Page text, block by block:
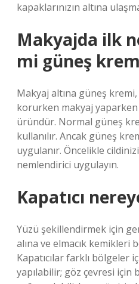
kapaklarınızın altına
Makyajda ilk
mi güneş
Makyaj altına güneş kremi,
korurken makyaj
üründür. Normal güneş
kullanılır. Ancak güneş
uygulanır. Öncelikle
nemlendirici uygulayın.
Kapatıcı
Yüzü şekillendirmek için
alına ve elmacık kemikleri
Kapatıcılar farklı bölgeler
yapılabilir; göz çevresi için